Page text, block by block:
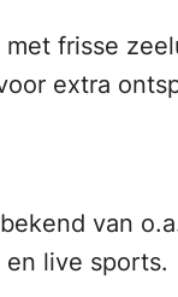
frisse
extra
van
live sports.